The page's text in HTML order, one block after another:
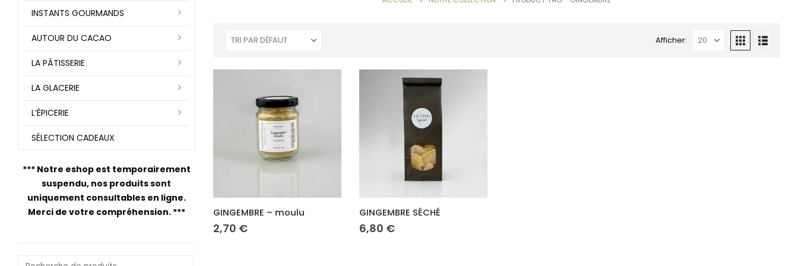
Afficher:
GINGEMBRE – moulu
2,70 €
GINGEMBRE SÉCHÉ
6,80 €
INSTANTS GOURMANDS
AUTOUR DU CACAO
LA PÂTISSERIE
LA GLACERIE
L’ÉPICERIE
SÉLECTION CADEAUX
*** Notre eshop est temporairement
suspendu, nos produits sont
uniquement consultables en ligne.
Merci de votre compréhension.***